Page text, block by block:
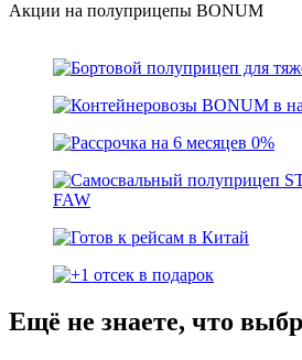
Акции на полуприцепы BONUM
Ещё не знаете, что